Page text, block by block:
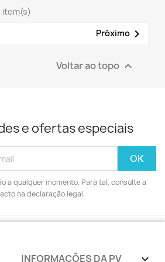
item(s)
Próximo 
Voltar ao topo 
e ofertas especiais
a qualquer momento. Para tal, consulte a
na declaração legal.
INFORMAÇÕES DA PV